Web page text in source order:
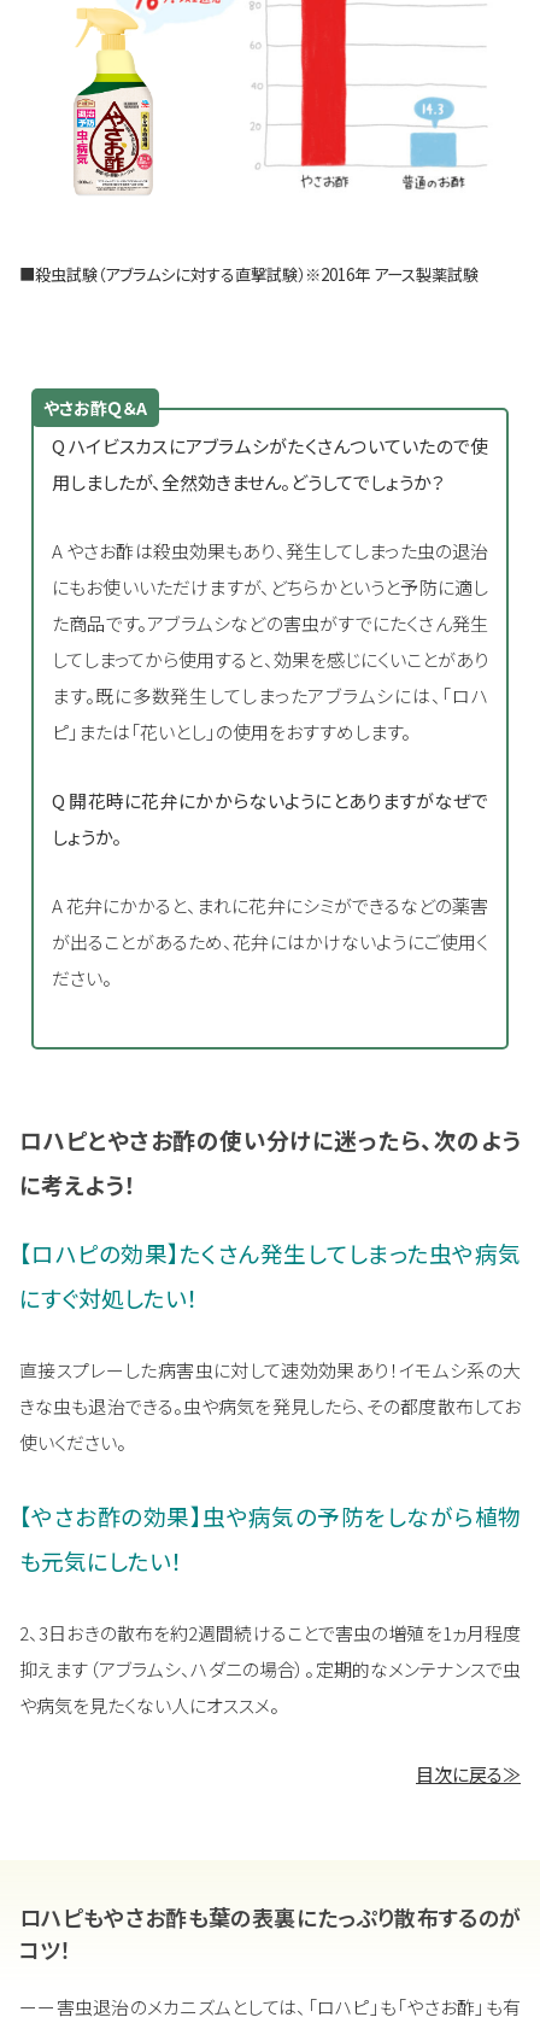
■殺虫試験（アブラムシに対する直撃試験）※2016年 アース製薬試験
やさお酢Ｑ＆A
Q ハイビスカスにアブラムシがたくさんついていたので使
用しましたが、全然効きません。どうしてでしょうか？
A やさお酢は殺虫効果もあり、発生してしまった虫の退治
にもお使いいただけますが、どちらかというと予防に適し
た商品です。アブラムシなどの害虫がすでにたくさん発生
してしまってから使用すると、効果を感じにくいことがあり
ます。既に多数発生してしまったアブラムシには、「ロハ
ピ」または「花いとし」の使用をおすすめします。
Q 開花時に花弁にかからないようにとありますがなぜで
しょうか。
A 花弁にかかると、まれに花弁にシミができるなどの薬害
が出ることがあるため、花弁にはかけないようにご使用く
ださい。
ロハピとやさお酢の使い分けに迷ったら、次のよう
に考えよう！
【ロハピの効果】たくさん発生してしまった虫や病気
にすぐ対処したい！
直接スプレーした病害虫に対して速効効果あり！イモムシ系の大
きな虫も退治できる。虫や病気を発見したら、その都度散布してお
使いください。
【やさお酢の効果】虫や病気の予防をしながら植物
も元気にしたい！
2、3日おきの散布を約2週間続けることで害虫の増殖を1ヵ月程度
抑えます（アブラムシ、ハダニの場合）。定期的なメンテナンスで虫
や病気を見たくない人にオススメ。
目次に戻る≫
ロハピもやさお酢も葉の表裏にたっぷり散布するのが
コツ！
ーー害虫退治のメカニズムとしては、「ロハピ」も「やさお酢」も有